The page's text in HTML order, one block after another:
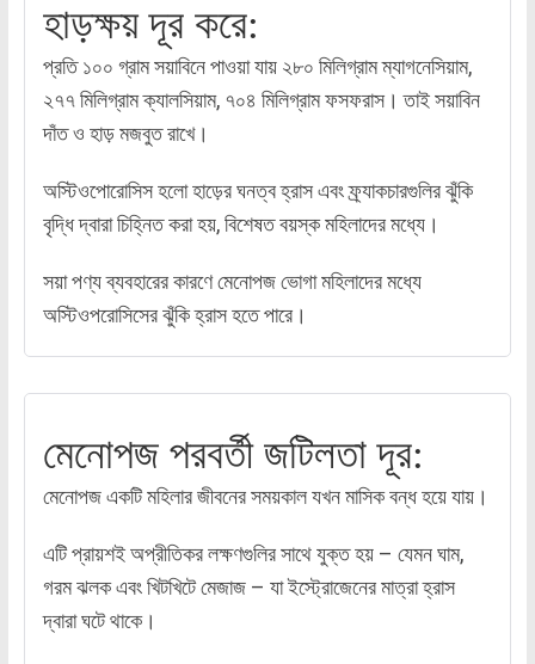
হাড়ক্ষয় দূর করে:
প্রতি ১০০ গ্রাম সয়াবিনে পাওয়া যায় ২৮০ মিলিগ্রাম ম্যাগনেসিয়াম,
২৭৭ মিলিগ্রাম ক্যালসিয়াম, ৭০৪ মিলিগ্রাম ফসফরাস। তাই সয়াবিন
দাঁত ও হাড় মজবুত রাখে।
অস্টিওপোরোসিস হলো হাড়ের ঘনত্ব হ্রাস এবং ফ্র্যাকচারগুলির ঝুঁকি
বৃদ্ধি দ্বারা চিহ্নিত করা হয়, বিশেষত বয়স্ক মহিলাদের মধ্যে।
সয়া পণ্য ব্যবহারের কারণে মেনোপজ ভোগা মহিলাদের মধ্যে
অস্টিওপরোসিসের ঝুঁকি হ্রাস হতে পারে।
মেনোপজ পরবর্তী জটিলতা দূর:
মেনোপজ একটি মহিলার জীবনের সময়কাল যখন মাসিক বন্ধ হয়ে যায়।
এটি প্রায়শই অপ্রীতিকর লক্ষণগুলির সাথে যুক্ত হয় – যেমন ঘাম,
গরম ঝলক এবং খিটখিটে মেজাজ – যা ইস্ট্রোজেনের মাত্রা হ্রাস
দ্বারা ঘটে থাকে।